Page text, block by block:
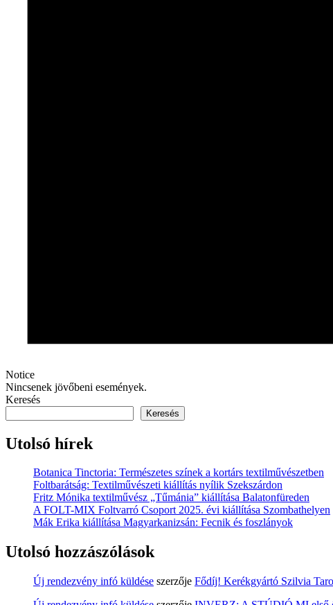
Notice
Nincsenek jövőbeni események.
Keresés
Keresés
Utolsó hírek
Botanica Tinctoria: Természetes színek a kortárs textilművészetben
Foltbarátság: Textilművészeti kiállítás nyílik Szekszárdon
Fritz Mónika textilművész „Tűmánia” kiállítása Balatonfüreden
A FOLT-MIX Foltvarró Csoport 2025. évi kiállítása Szombathelyen
Mák Erika kiállítása Magyarkanizsán: Fecnik és foszlányok
Utolsó hozzászólások
Új rendezvény infó küldése szerzője Fődíj! Kerékgyártó Szilvia